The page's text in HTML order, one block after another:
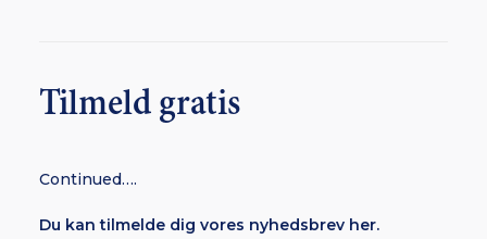
Tilmeld gratis
Continued….
Du kan tilmelde dig vores nyhedsbrev her.